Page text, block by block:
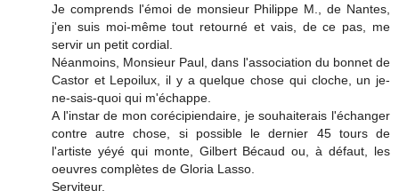
Je comprends l'émoi de monsieur Philippe M., de Nantes,
j'en suis moi-même tout retourné et vais, de ce pas, me
servir un petit cordial.
Néanmoins, Monsieur Paul, dans l'association du bonnet de
Castor et Lepoilux, il y a quelque chose qui cloche, un je-
ne-sais-quoi qui m'échappe.
A l'instar de mon corécipiendaire, je souhaiterais l'échanger
contre autre chose, si possible le dernier 45 tours de
l'artiste yéyé qui monte, Gilbert Bécaud ou, à défaut, les
oeuvres complètes de Gloria Lasso.
Serviteur.